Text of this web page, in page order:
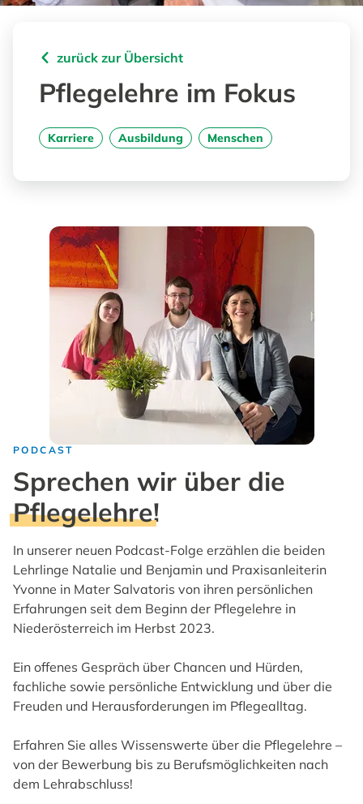
zurück zur Übersicht
Pflegelehre im Fokus
Karriere Ausbildung Menschen
PODCAST
Sprechen wir über die
Pflegelehre!
In unserer neuen Podcast-Folge erzählen die beiden
Lehrlinge Natalie und Benjamin und Praxisanleiterin
Yvonne in Mater Salvatoris von ihren persönlichen
Erfahrungen seit dem Beginn der Pflegelehre in
Niederösterreich im Herbst 2023.
Ein offenes Gespräch über Chancen und Hürden,
fachliche sowie persönliche Entwicklung und über die
Freuden und Herausforderungen im Pflegealltag.
Erfahren Sie alles Wissenswerte über die Pflegelehre –
von der Bewerbung bis zu Berufsmöglichkeiten nach
dem Lehrabschluss!